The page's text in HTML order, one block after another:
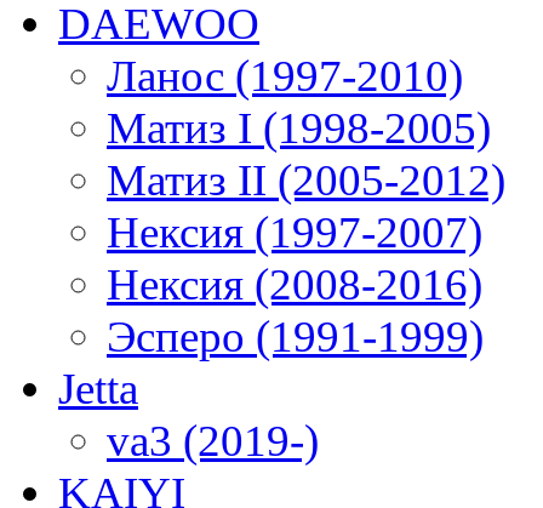
DAEWOO
Ланос (1997-2010)
Матиз I (1998-2005)
Матиз II (2005-2012)
Нексия (1997-2007)
Нексия (2008-2016)
Эсперо (1991-1999)
Jetta
va3 (2019-)
KAIYI